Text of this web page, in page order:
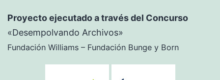
Proyecto ejecutado a través del Concurso
«Desempolvando Archivos»
Fundación Williams – Fundación Bunge y Born